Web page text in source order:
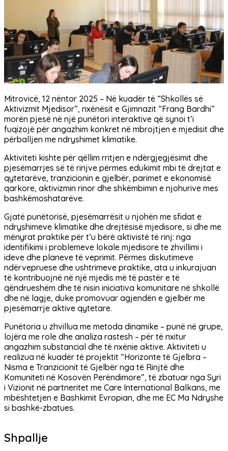
Mitrovicë, 12 nëntor 2025 – Në kuadër të “Shkollës së
Aktivizmit Mjedisor”, nxënësit e Gjimnazit “Frang Bardhi”
morën pjesë në një punëtori interaktive që synoi t’i
fuqizojë për angazhim konkret në mbrojtjen e mjedisit dhe
përballjen me ndryshimet klimatike.
Aktiviteti kishte për qëllim rritjen e ndërgjegjësimit dhe
pjesëmarrjes së të rinjve përmes edukimit mbi të drejtat e
qytetarëve, tranzicionin e gjelbër, parimet e ekonomisë
qarkore, aktivizmin rinor dhe shkëmbimin e njohurive mes
bashkëmoshatarëve.
Gjatë punëtorisë, pjesëmarrësit u njohën me sfidat e
ndryshimeve klimatike dhe drejtësisë mjedisore, si dhe me
mënyrat praktike për t’u bërë aktivistë të rinj: nga
identifikimi i problemeve lokale mjedisore te zhvillimi i
ideve dhe planeve të veprimit. Përmes diskutimeve
ndërvepruese dhe ushtrimeve praktike, ata u inkurajuan
të kontribuojnë në një mjedis më të pastër e të
qëndrueshëm dhe të nisin iniciativa komunitare në shkollë
dhe në lagje, duke promovuar agjendën e gjelbër me
pjesëmarrje aktive qytetare.
Punëtoria u zhvillua me metoda dinamike – punë në grupe,
lojëra me role dhe analiza rastesh – për të nxitur
angazhim substancial dhe të nxënie aktive. Aktiviteti u
realizua në kuadër të projektit “Horizonte të Gjelbra –
Nisma e Tranzicionit të Gjelbër nga të Rinjtë dhe
Komuniteti në Kosovën Perëndimore”, të zbatuar nga Syri
i Vizionit në partneritet me Care International Balkans, me
mbështetjen e Bashkimit Evropian, dhe me EC Ma Ndryshe
si bashkë-zbatues.
Shpallje